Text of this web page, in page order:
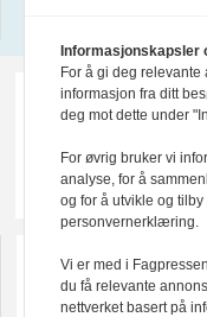
Informasjonskapsler
For å gi deg
informasjon fra ditt
deg mot dette under
For øvrig bruker vi
analyse, for å
og for å utvikle og
personvernerklæring.
Vi er med i
du få relevante
nettverket basert på